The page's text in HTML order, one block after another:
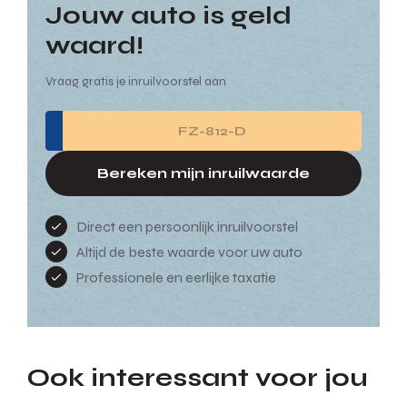
Jouw auto is geld
waard!
Vraag gratis je inruilvoorstel aan
Bereken mijn inruilwaarde
Direct een persoonlijk inruilvoorstel
Altijd de beste waarde voor uw auto
Professionele en eerlijke taxatie
Ook interessant voor jou